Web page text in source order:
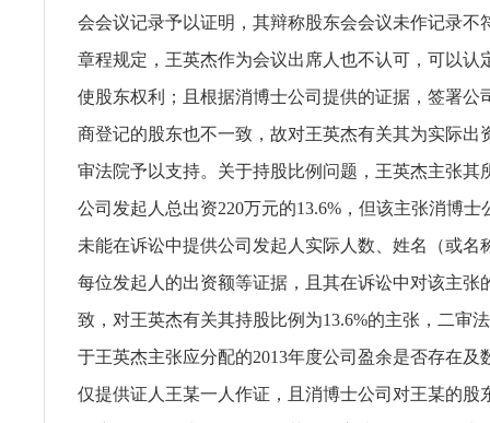
会会议记录予以证明，其辩称股东会会议未作记录不
章程规定，王英杰作为会议出席人也不认可，可以认
使股东权利；且根据消博士公司提供的证据，签署公
商登记的股东也不一致，故对王英杰有关其为实际出
审法院予以支持。关于持股比例问题，王英杰主张其
公司发起人总出资220万元的13.6%，但该主张消博士
未能在诉讼中提供公司发起人实际人数、姓名（或名
每位发起人的出资额等证据，且其在诉讼中对该主张
致，对王英杰有关其持股比例为13.6%的主张，二审
于王英杰主张应分配的2013年度公司盈余是否存在及
仅提供证人王某一人作证，且消博士公司对王某的股